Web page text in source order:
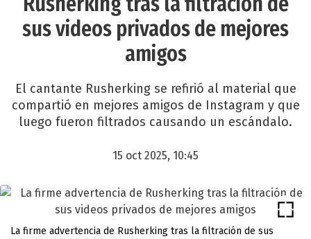
sus videos privados de mejores
amigos
El cantante Rusherking se refirió al material que
compartió en mejores amigos de Instagram y que
luego fueron filtrados causando un escándalo.
15 oct 2025, 10:45
La firme advertencia de Rusherking tras la filtración de sus